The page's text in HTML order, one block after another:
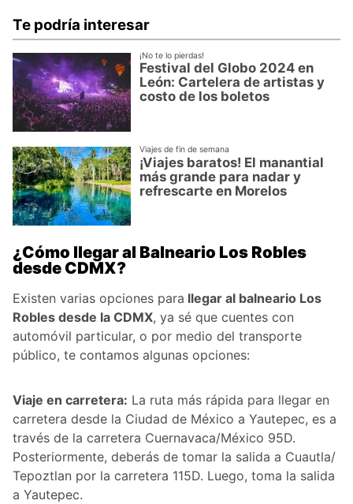
Te podría interesar
¡No te lo pierdas!
Festival del Globo 2024 en
León: Cartelera de artistas y
costo de los boletos
Viajes de fin de semana
¡Viajes baratos! El manantial
más grande para nadar y
refrescarte en Morelos
¿Cómo llegar al Balneario Los Robles
desde CDMX?
Existen varias opciones para llegar al balneario Los
Robles desde la CDMX, ya sé que cuentes con
automóvil particular, o por medio del transporte
público, te contamos algunas opciones:
Viaje en carretera: La ruta más rápida para llegar en
carretera desde la Ciudad de México a Yautepec, es a
través de la carretera Cuernavaca/México 95D.
Posteriormente, deberás de tomar la salida a Cuautla/
Tepoztlan por la carretera 115D. Luego, toma la salida
a Yautepec.